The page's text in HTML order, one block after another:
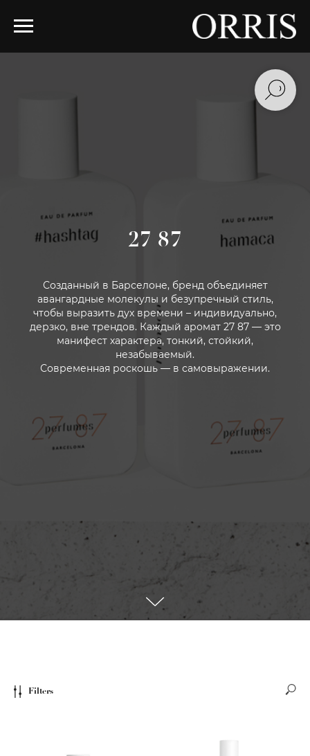
27 87
Созданный в Барселоне, бренд объединяет
авангардные молекулы и безупречный стиль,
чтобы выразить дух времени – индивидуально,
дерзко, вне трендов. Каждый аромат 27 87 — это
манифест характера, тонкий, стойкий,
незабываемый.
Современная роскошь — в самовыражении.
Filters